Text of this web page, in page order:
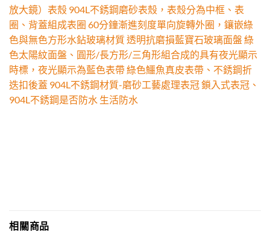
放大鏡）表殼 904L不銹鋼磨砂表殼，表殼分為中框、表
圈、背蓋組成表圈 60分鐘漸進刻度單向旋轉外圈，鑲嵌綠
色與無色方形水鉆玻璃材質 透明抗磨損藍寶石玻璃面盤 綠
色太陽紋面盤、圓形/長方形/三角形組合成的具有夜光顯示
時標，夜光顯示為藍色表帶 綠色鱷魚真皮表帶、不銹鋼折
迭扣後蓋 904L不銹鋼材質-磨砂工藝處理表冠 鎖入式表冠、
904L不銹鋼是否防水 生活防水
相關商品